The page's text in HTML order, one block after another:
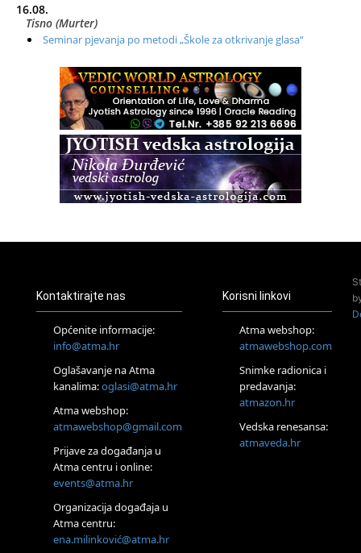
16.08.
Tisno (Murter)
Seminar pjevanja po metodi „Škole za otkrivanje glasa“
Radionica: Pomagači iz drugih dimenzija Online – otvoreno za
Zagreb+Online
Osnovni ThetaHealing® tečaj, Zagreb i Online
Access BARS®, otpusti stres
Pjesma srca / Zagreb
Tečaj Višeg Vodstva, razvijanja intuicije i Akaša zapisa
Online
Postanite Nositelj Vibracije Nove Zemlje
Visoko
Alemka Dauskardt – Jednodnevna radionica sistemskih
konstelacija
Zagreb
HOD PO ŽERAVICI – Seminar koji mijenja tijelo, duh i um
SoulFest – Festival glazbe, mudrosti i zajedništva
Zagreb
Kontaktirajte nas
Općenite informacije:
info@atma.hr
Oglašavanje na Atma
kanalima:oglasi@atma.hr
Atma webshop:
atmawebshop@gmail.com
Prijave za događanja u
Atma centru i online:
events@atma.hr
Organizacija događaja u
Atma centru:
ena.milinković@atma.hr
Korisni linkovi
Atma webshop:
atmawebshop.com
Snimke radionica i
predavanja:
atmazon.hr
Vedska renesansa:
atmaveda.hr